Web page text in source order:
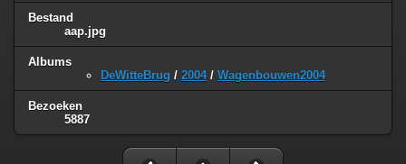
Bestand
aap.jpg
Albums
DeWitteBrug / 2004/ Wagenbouwen2004
Bezoeken
5887